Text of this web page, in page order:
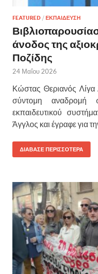
FEATURED / ΕΚΠΑΙΔΕΥΣΗ
άνοδος της
Ποζίδης
24 Μαΐου 2026
Κώστας Θεριανός Λίγα
σύντομη αναδρομή
εκπαιδευτικού
Άγγλος και έγραφε για
ΔΙΑΒΑΣΕ ΠΕΡΙΣΣΟΤΕΡΑ